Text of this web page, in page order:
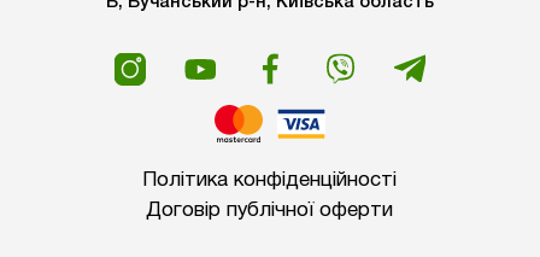
Політика конфіденційності
Договір публічної оферти